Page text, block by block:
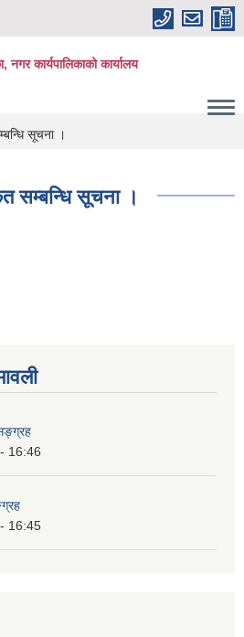
नगर कार्यपालिकाको कार्यालय
सूचना ।
सम्बन्धि सूचना ।
16:46
16:45